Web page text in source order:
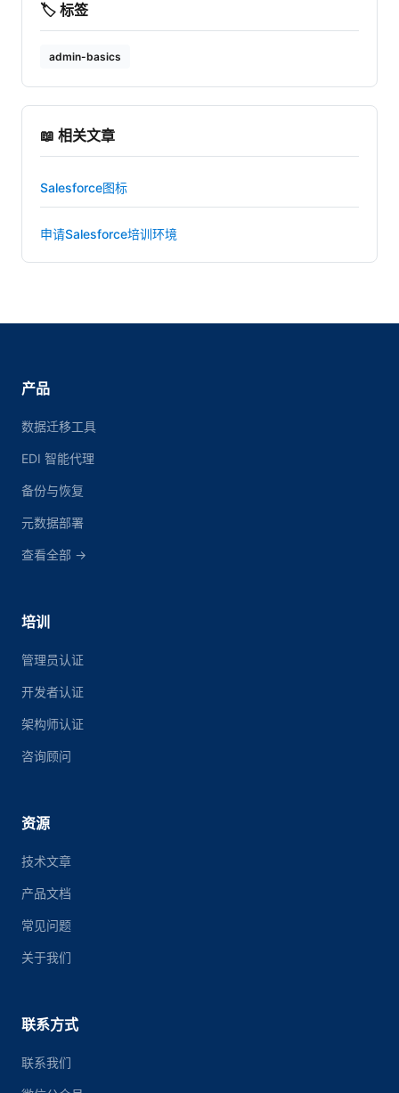
🏷️ 标签
admin-basics
📖 相关文章
Salesforce图标
申请Salesforce培训环境
产品
数据迁移工具
EDI 智能代理
备份与恢复
元数据部署
查看全部 →
培训
管理员认证
开发者认证
架构师认证
咨询顾问
资源
技术文章
产品文档
常见问题
关于我们
联系方式
联系我们